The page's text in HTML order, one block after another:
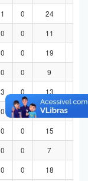
1 0 24
0 0 11
0 0 19
0 0 9
3 0 13
0 0 12
0 0 15
0 0 7
0 0 18